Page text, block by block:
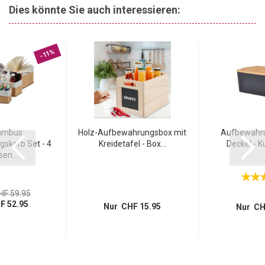
Dies könnte Sie auch interessieren:
-11%
Set - 4
59.95
52.95
Holz-Aufbewahrungsbox mit
Kreidetafel - Box...
Nur CHF 15.95
Deckel -
Nur